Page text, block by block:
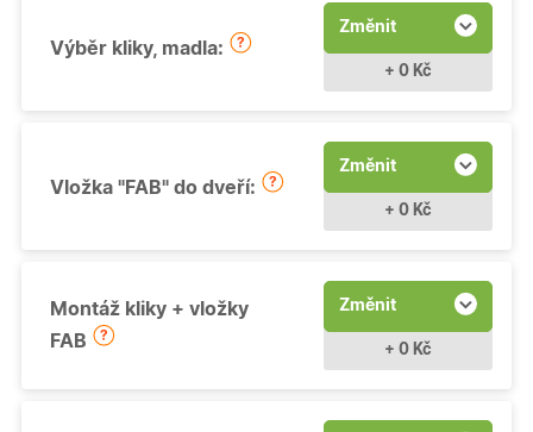
Výběr kliky, madla:
Změnit
+ 0 Kč
Vložka "FAB" do dveří:
Změnit
+ 0 Kč
Montáž kliky + vložky
FAB
Změnit
+ 0 Kč